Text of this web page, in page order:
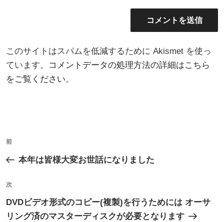
このサイトはスパムを低減するために Akismet を使っ
ています。
コメントデータの処理方法の詳細はこちら
をご覧ください。
投
ナ
ビ
ゲ
ー
過
去
投
稿
前
本年は皆様大変お世話になりました
次
の
投
次
DVDビデオ形式のコピー(複製)を行うためには オーサ
リング済のマスターディスクが必要となります